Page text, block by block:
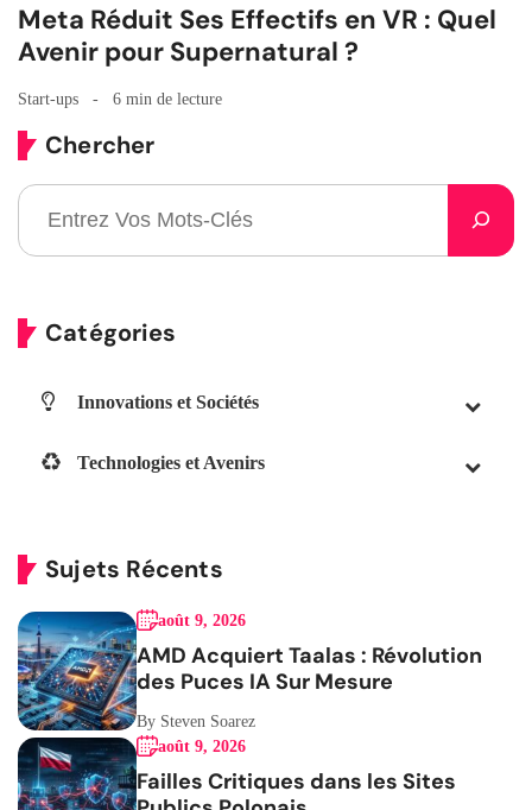
Meta Réduit Ses Effectifs en VR : Quel
Avenir pour Supernatural ?
Start-ups 6 min de lecture
Chercher
Catégories
Innovations et Sociétés
Technologies et Avenirs
Sujets Récents
août 9, 2026
AMD Acquiert Taalas : Révolution
des Puces IA Sur Mesure
By Steven Soarez
août 9, 2026
Failles Critiques dans les Sites